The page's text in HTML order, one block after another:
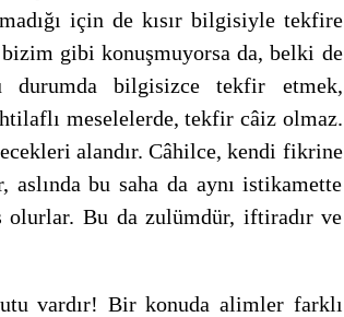
için de kısır bilgisiyle tekfire
bizim gibi konuşmuyorsa da, belki de
bilgisizce tekfir etmek,
meselelerde, tekfir câiz olmaz.
alandır. Câhilce, kendi fikrine
aslında bu saha da aynı istikamette
Bu da zulümdür, iftiradır ve
vardır! Bir konuda alimler farklı